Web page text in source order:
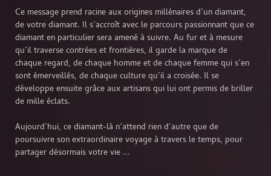
Ce message prend racine aux origines millénaires d’un diamant,
de votre diamant. Il s’accroît avec le parcours passionnant que ce
diamant en particulier sera amené à suivre. Au fur et à mesure
qu’il traverse contrées et frontières, il garde la marque de
chaque regard, de chaque homme et de chaque femme qui s’en
sont émerveillés, de chaque culture qu’il a croisée. Il se
développe ensuite grâce aux artisans qui lui ont permis de briller
de mille éclats.
Aujourd’hui, ce diamant-là n’attend rien d’autre que de
poursuivre son extraordinaire voyage à travers le temps, pour
partager désormais votre vie ...